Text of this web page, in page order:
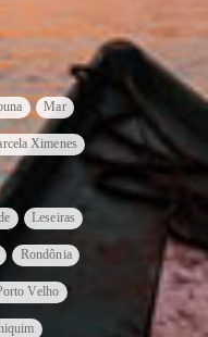
Mar
Ximenes
Leseiras
Rondônia
Velho